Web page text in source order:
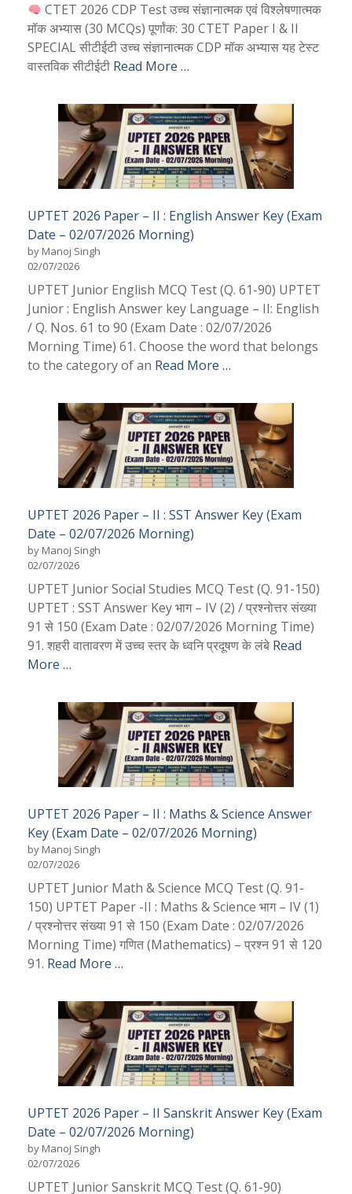
CTET 2026 CDP Test उच्च संज्ञानात्मक एवं विश्लेषणात्मक
मॉक अभ्यास (30 MCQs) पूर्णांक: 30 CTET Paper I & II
SPECIAL सीटीईटी उच्च संज्ञानात्मक CDP मॉक अभ्यास यह टेस्ट
वास्तविक सीटीईटी Read More …
UPTET 2026 Paper – II : English Answer Key (Exam
Date – 02/07/2026 Morning)
by Manoj Singh
02/07/2026
UPTET Junior English MCQ Test (Q. 61-90) UPTET
Junior : English Answer key Language – II: English
/ Q. Nos. 61 to 90 (Exam Date : 02/07/2026
Morning Time) 61. Choose the word that belongs
to the category of an Read More …
UPTET 2026 Paper – II : SST Answer Key (Exam
Date – 02/07/2026 Morning)
by Manoj Singh
02/07/2026
UPTET Junior Social Studies MCQ Test (Q. 91-150)
UPTET : SST Answer Key भाग – IV (2) / प्रश्नोत्तर संख्या
91 से 150 (Exam Date : 02/07/2026 Morning Time)
91. शहरी वातावरण में उच्च स्तर के ध्वनि प्रदूषण के लंबे Read
More …
UPTET 2026 Paper – II : Maths & Science Answer
Key (Exam Date – 02/07/2026 Morning)
by Manoj Singh
02/07/2026
UPTET Junior Math & Science MCQ Test (Q. 91-
150) UPTET Paper -II : Maths & Science भाग – IV (1)
/ प्रश्नोत्तर संख्या 91 से 150 (Exam Date : 02/07/2026
Morning Time) गणित (Mathematics) – प्रश्न 91 से 120
91. Read More …
UPTET 2026 Paper – II Sanskrit Answer Key (Exam
Date – 02/07/2026 Morning)
by Manoj Singh
02/07/2026
UPTET Junior Sanskrit MCQ Test (Q. 61-90)